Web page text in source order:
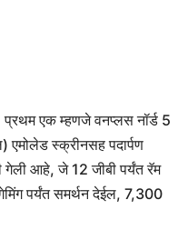
एक म्हणजे वनप्लस नॉर्ड 5
स्क्रीनसह पदार्पण
आहे, जे 12 जीबी पर्यंत रॅम
पर्यंत समर्थन देईल, 7,300